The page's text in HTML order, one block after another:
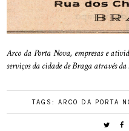
Arco da Porta Nova, empresas e
serviços da cidade de Braga através
TAGS:ARCO DA PORTA